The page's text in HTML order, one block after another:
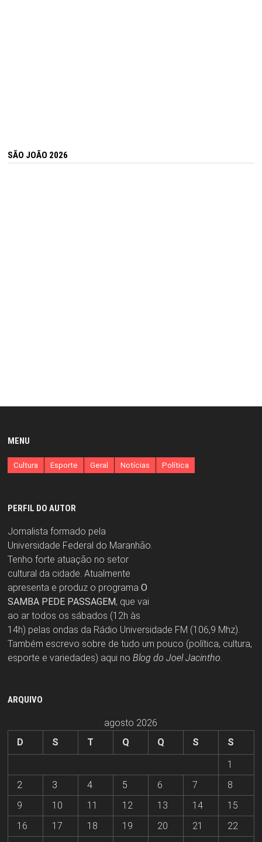
SÃO JOÃO 2026
MENU
Cultura Esporte Geral Notícias Política
PERFIL DO AUTOR
Jornalista formado pela
Universidade Federal do Maranhão.
Tenho forte atuação no setor
cultural da cidade. Atualmente
apresenta e produz o programa O
SAMBA PEDE PASSAGEM, que vai
ao ar todos os sábados (12h às
14h) pelas ondas da Rádio Universidade FM (106,9 Mhz).
Também escrevo sobre de tudo um pouco (política, cultura,
esporte e variedades) aqui no Blog do Joel Jacintho
ARQUIVO
agosto 2026
D
S T Q Q S
S
1
2
3 4 5 6 7
8
9
10 11 12 13 14
15
16
17 18 19 20 21
22